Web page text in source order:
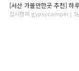
[서산 가볼만한곳 추천] 하
집시캠퍼 gypsycamper | 5